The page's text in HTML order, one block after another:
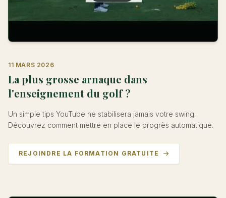
11 MARS 2026
La plus grosse arnaque dans
l'enseignement du golf ?
Un simple tips YouTube ne stabilisera jamais votre swing.
Découvrez comment mettre en place le progrès automatique.
REJOINDRE LA FORMATION GRATUITE